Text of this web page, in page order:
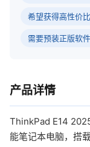
希望获得高性价
需要预装正版软
产品详情
ThinkPad E14
能笔记本电脑，搭